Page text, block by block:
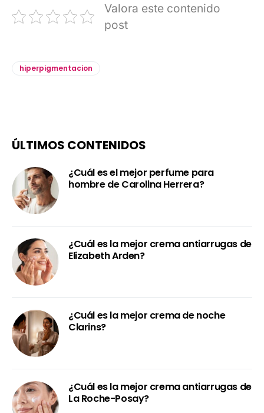
Valora este contenido
post
hiperpigmentacion
ÚLTIMOS CONTENIDOS
¿Cuál es el mejor perfume para
hombre de Carolina Herrera?
¿Cuál es la mejor crema antiarrugas de
Elizabeth Arden?
¿Cuál es la mejor crema de noche
Clarins?
¿Cuál es la mejor crema antiarrugas de
La Roche-Posay?